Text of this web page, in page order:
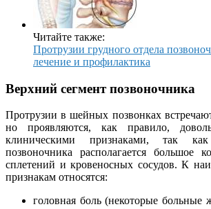
Читайте также:
Протрузии грудного отдела
лечение и профилактика
Верхний сегмент позвоночника
Протрузии в шейных позвонках
но проявляются, как правило,
клиническими признаками, так
позвоночника располагается большое
сплетений и кровеносных сосудов. К
признакам относятся:
головная боль (некоторые больные